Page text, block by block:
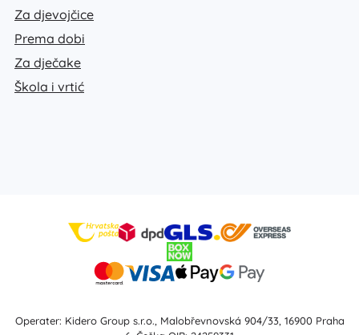
Za djevojčice
Prema dobi
Za dječake
Škola i vrtić
Operater: Kidero Group s.r.o., Malobřevnovská 904/33, 16900 Praha